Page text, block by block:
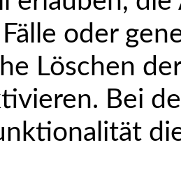
oder
Löschen
Bei